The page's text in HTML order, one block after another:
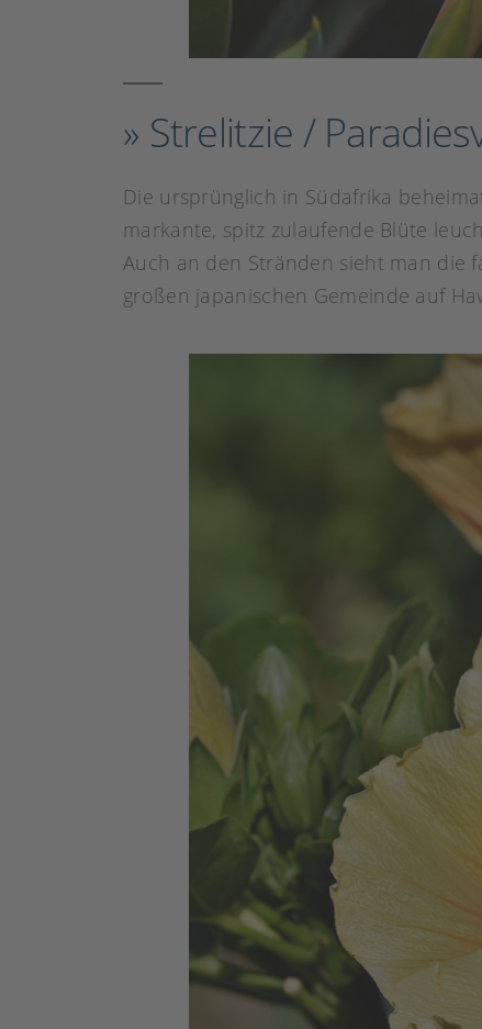
» Strelitzie /
Die ursprünglich in Südafrika
markante, spitz zulaufende Blüte
Auch an den Stränden sieht man die
großen japanischen Gemeinde auf